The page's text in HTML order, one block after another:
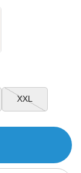
XXL